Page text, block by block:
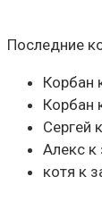
Последние
Корбан
Корбан
Сергей
Алекс к
котя к